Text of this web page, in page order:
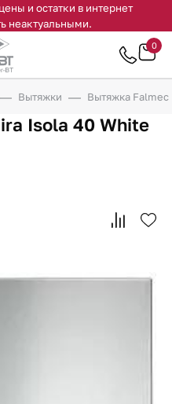
и остатки в интернет
неактуальными.
0
Вытяжки Вытяжка Falmec
Isola 40 White